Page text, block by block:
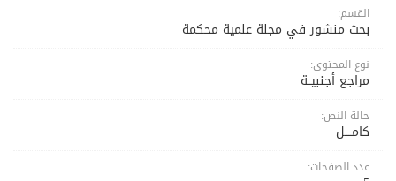
القسم:
بحث منشور في مجلة علمية محكمة
نوع المحتوى:
مراجع أجنبيــة
حالة النص:
كامــــل
عدد الصفحات: